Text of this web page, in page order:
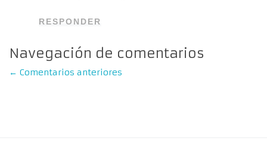
RESPONDER
Navegación de comentarios
← Comentarios anteriores